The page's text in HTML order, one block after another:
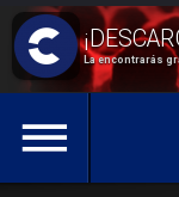
La encontrarás